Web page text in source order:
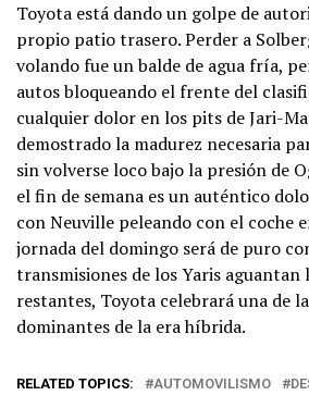
Toyota está dando un golpe de
propio patio trasero. Perder a
volando fue un balde de agua fría,
autos bloqueando el frente del
cualquier dolor en los pits de Jari-
demostrado la madurez necesaria
sin volverse loco bajo la presión de
el fin de semana es un auténtico
con Neuville peleando con el coche
jornada del domingo será de puro
transmisiones de los Yaris aguantan
restantes, Toyota celebrará una de
dominantes de la era híbrida.
RELATED TOPICS: AUTOMOVILISMO